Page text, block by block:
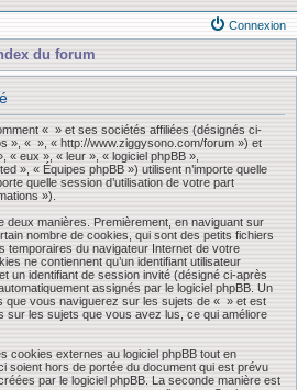
Connexion
du forum
« » et ses sociétés affiliées (désignés ci-
», « », « http://www.ziggysono.com/forum ») et
« eux », « leur », « logiciel phpBB »,
», « Équipes phpBB ») utilisent n’importe quelle
quelle session d’utilisation de votre part
»).
deux manières. Premièrement, en naviguant sur
nombre de cookies, qui sont des petits fichiers
temporaires du navigateur Internet de votre
ne contiennent qu’un identifiant utilisateur
un identifiant de session invité (désigné ci-après
assignés par le logiciel phpBB. Un
que vous naviguerez sur les sujets de « » et est
sur les sujets que vous avez lus, ce qui améliore
cookies externes au logiciel phpBB tout en
soient hors de portée du document qui est prévu
par le logiciel phpBB. La seconde manière est